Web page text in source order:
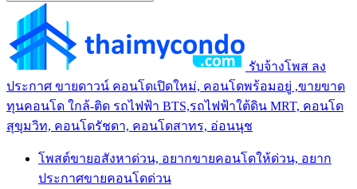
รับจ้างโพส ลง
ประกาศ ขายดาวน์ คอนโดเปิดใหม่, คอนโดพร้อมอยู่ ,ขายขาด
ทุนคอนโด ใกล้-ติด รถไฟฟ้า BTS,รถไฟฟ้าใต้ดิน MRT, คอนโด
สุขุมวิท, คอนโดรัชดา, คอนโดสาทร, อ่อนนุช
โพสต์ขายอสังหาด่วน, อยากขายคอนโดให้ด่วน, อยาก
ประกาศขายคอนโดด่วน